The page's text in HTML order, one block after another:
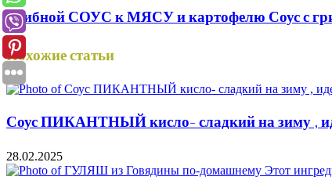
Грибной СОУС к МЯСУ и картофелю Соус с
Похожие статьи
Соус ПИКАНТНЫЙ кисло- сладкий на зиму ,
28.02.2025